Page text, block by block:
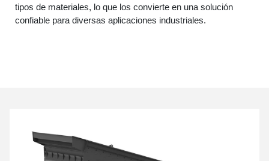
tipos de materiales, lo que los convierte en una solución
confiable para diversas aplicaciones industriales.